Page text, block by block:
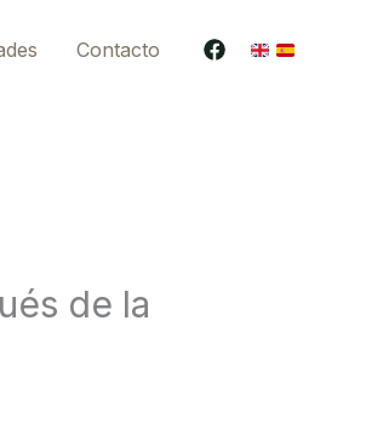
Contacto
de la